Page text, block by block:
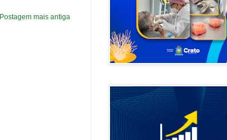
Postagem mais antiga